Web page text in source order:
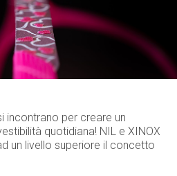
incontrano per creare un
quotidiana! NIL e XINOX
un livello superiore il concetto